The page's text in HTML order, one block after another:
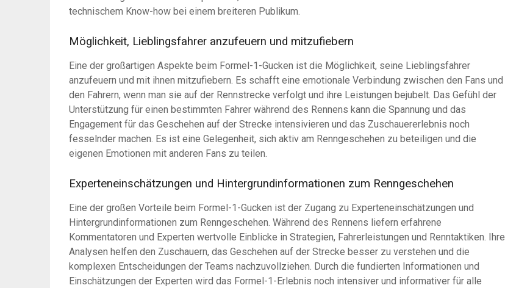
technischem Know-how bei einem breiteren Publikum.
Möglichkeit, Lieblingsfahrer anzufeuern und mitzufiebern
Eine der großartigen Aspekte beim Formel-1-Gucken ist die Möglichkeit, seine Lieblingsfahrer
anzufeuern und mit ihnen mitzufiebern. Es schafft eine emotionale Verbindung zwischen den Fans und
den Fahrern, wenn man sie auf der Rennstrecke verfolgt und ihre Leistungen bejubelt. Das Gefühl der
Unterstützung für einen bestimmten Fahrer während des Rennens kann die Spannung und das
Engagement für das Geschehen auf der Strecke intensivieren und das Zuschauererlebnis noch
fesselnder machen. Es ist eine Gelegenheit, sich aktiv am Renngeschehen zu beteiligen und die
eigenen Emotionen mit anderen Fans zu teilen.
Experteneinschätzungen und Hintergrundinformationen zum Renngeschehen
Eine der großen Vorteile beim Formel-1-Gucken ist der Zugang zu Experteneinschätzungen und
Hintergrundinformationen zum Renngeschehen. Während des Rennens liefern erfahrene
Kommentatoren und Experten wertvolle Einblicke in Strategien, Fahrerleistungen und Renntaktiken. Ihre
Analysen helfen den Zuschauern, das Geschehen auf der Strecke besser zu verstehen und die
komplexen Entscheidungen der Teams nachzuvollziehen. Durch die fundierten Informationen und
Einschätzungen der Experten wird das Formel-1-Erlebnis noch intensiver und informativer für alle